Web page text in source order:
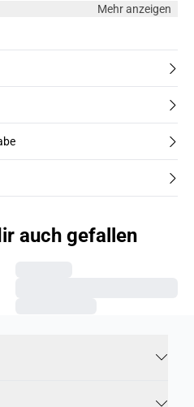
Mehr anzeigen
auch gefallen